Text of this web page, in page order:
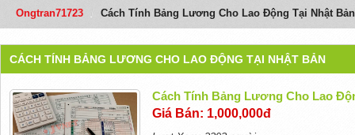
Ongtran71723 Cách Tính Bảng Lương Cho Lao Động Tại Nhật Bản
CÁCH TÍNH BẢNG LƯƠNG CHO LAO ĐỘNG TẠI NHẬT BẢN
Cách Tính Bảng Lương Cho Lao
Giá Bán: 1,000,000đ